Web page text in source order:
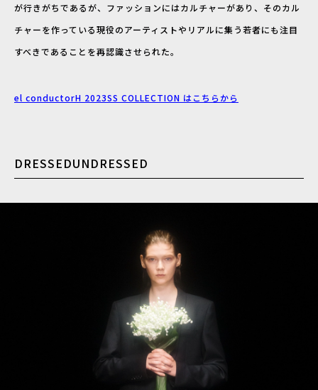
が行きがちであるが、ファッションにはカルチャーがあり、そのカル
チャーを作っている現役のアーティストやリアルに集う若者にも注目
すべきであることを再認識させられた。
el conductorH 2023SS COLLECTION はこちらから
DRESSEDUNDRESSED